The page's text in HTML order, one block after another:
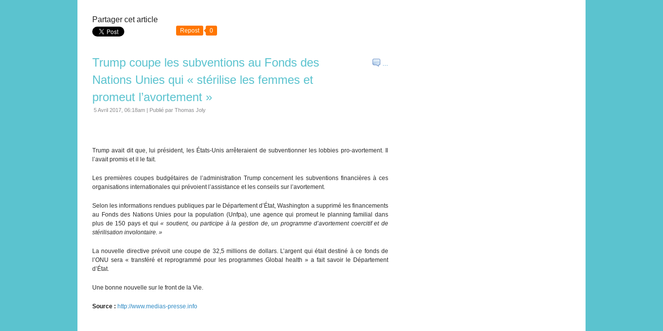
Partager cet article
Repost 0
…
Trump coupe les subventions au Fonds des
Nations Unies qui « stérilise les femmes et
promeut l’avortement »
5 Avril 2017, 06:18am | Publié par Thomas Joly
Trump avait dit que, lui président, les États-Unis arrêteraient de subventionner les lobbies pro-avortement. Il
l’avait promis et il le fait.
Les premières coupes budgétaires de l’administration Trump concernent les subventions financières à ces
organisations internationales qui prévoient l’assistance et les conseils sur l’avortement.
Selon les informations rendues publiques par le Département d’État, Washington a supprimé les financements
au Fonds des Nations Unies pour la population (Unfpa), une agence qui promeut le planning familial dans
plus de 150 pays et qui« soutient, ou participe à la gestion de, un programme d’avortement coercitif et de
stérilisation involontaire. »
La nouvelle directive prévoit une coupe de 32,5 millions de dollars. L’argent qui était destiné à ce fonds de
l’ONU sera « transféré et reprogrammé pour les programmes Global health » a fait savoir le Département
d’État.
Une bonne nouvelle sur le front de la Vie.
Source : http://www.medias-presse.info